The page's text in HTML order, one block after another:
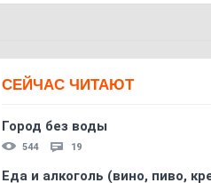
СЕЙЧАС ЧИТАЮТ
Город без воды
544 19
Еда и алкоголь (вино, пиво,